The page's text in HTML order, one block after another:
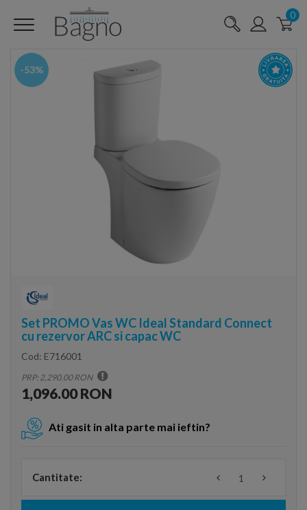
0
-53%
Set PROMO Vas WC Ideal Standard Connect
cu rezervor ARC si capac WC
Cod: E716001
PRP: 2,290.00 RON
1,096.00 RON
Ati gasit in alta parte mai ieftin?
Cantitate: